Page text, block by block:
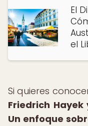
El
el
Si quieres
Friedrich
Un enfoque